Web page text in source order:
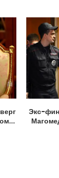
Экс-